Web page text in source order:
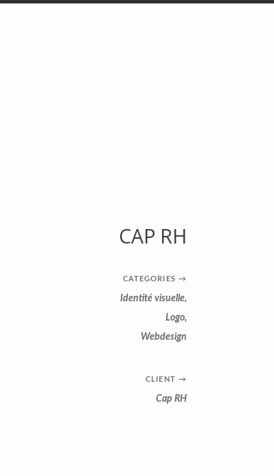
CAP RH
CATEGORIES →
Identité visuelle,
Logo,
Webdesign
CLIENT →
Cap RH